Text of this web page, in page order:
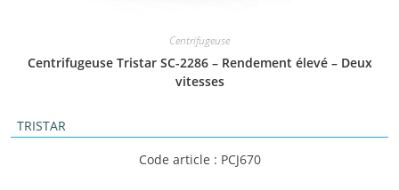
Centrifugeuse
Centrifugeuse Tristar SC-2286 – Rendement élevé – Deux
vitesses
TRISTAR
Code article : PCJ670